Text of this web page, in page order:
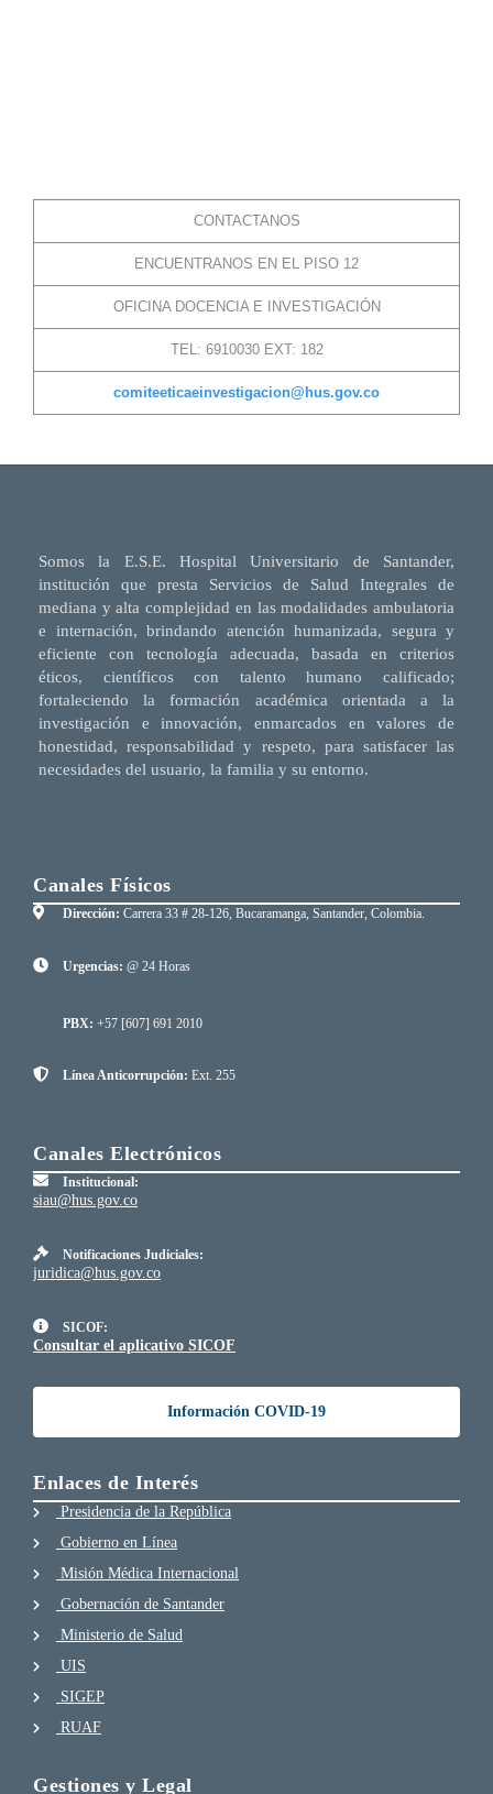
CONTACTANOS
ENCUENTRANOS EN EL PISO 12
OFICINA DOCENCIA E INVESTIGACIÓN
TEL: 6910030 EXT: 182
comiteeticaeinvestigacion@hus.gov.co
Somos la E.S.E. Hospital Universitario de Santander,
institución que presta Servicios de Salud Integrales de
mediana y alta complejidad en las modalidades ambulatoria
e internación, brindando atención humanizada, segura y
eficiente con tecnología adecuada, basada en criterios
éticos, científicos con talento humano calificado;
fortaleciendo la formación académica orientada a la
investigación e innovación, enmarcados en valores de
honestidad, responsabilidad y respeto, para satisfacer las
necesidades del usuario, la familia y su entorno.
Canales Físicos
Dirección: Carrera 33 # 28-126, Bucaramanga, Santander, Colombia.
Urgencias: @ 24 Horas
PBX: +57 [607] 691 2010
Línea Anticorrupción: Ext. 255
Canales Electrónicos
Institucional:
siau@hus.gov.co
Notificaciones Judiciales:
juridica@hus.gov.co
SICOF:
Consultar el aplicativo SICOF
Información COVID-19
Enlaces de Interés
Presidencia de la República
Gobierno en Línea
Misión Médica Internacional
Gobernación de Santander
Ministerio de Salud
UIS
SIGEP
RUAF
Gestiones y Legal